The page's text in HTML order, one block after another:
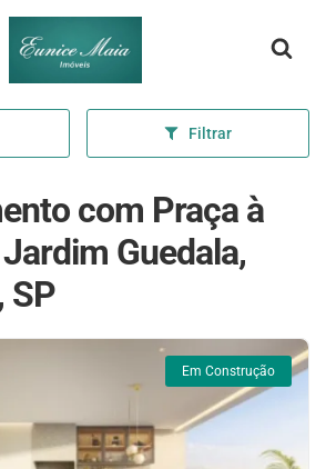
Página inicial
Filtrar
com Praça à
Guedala,
SP
Em Construção